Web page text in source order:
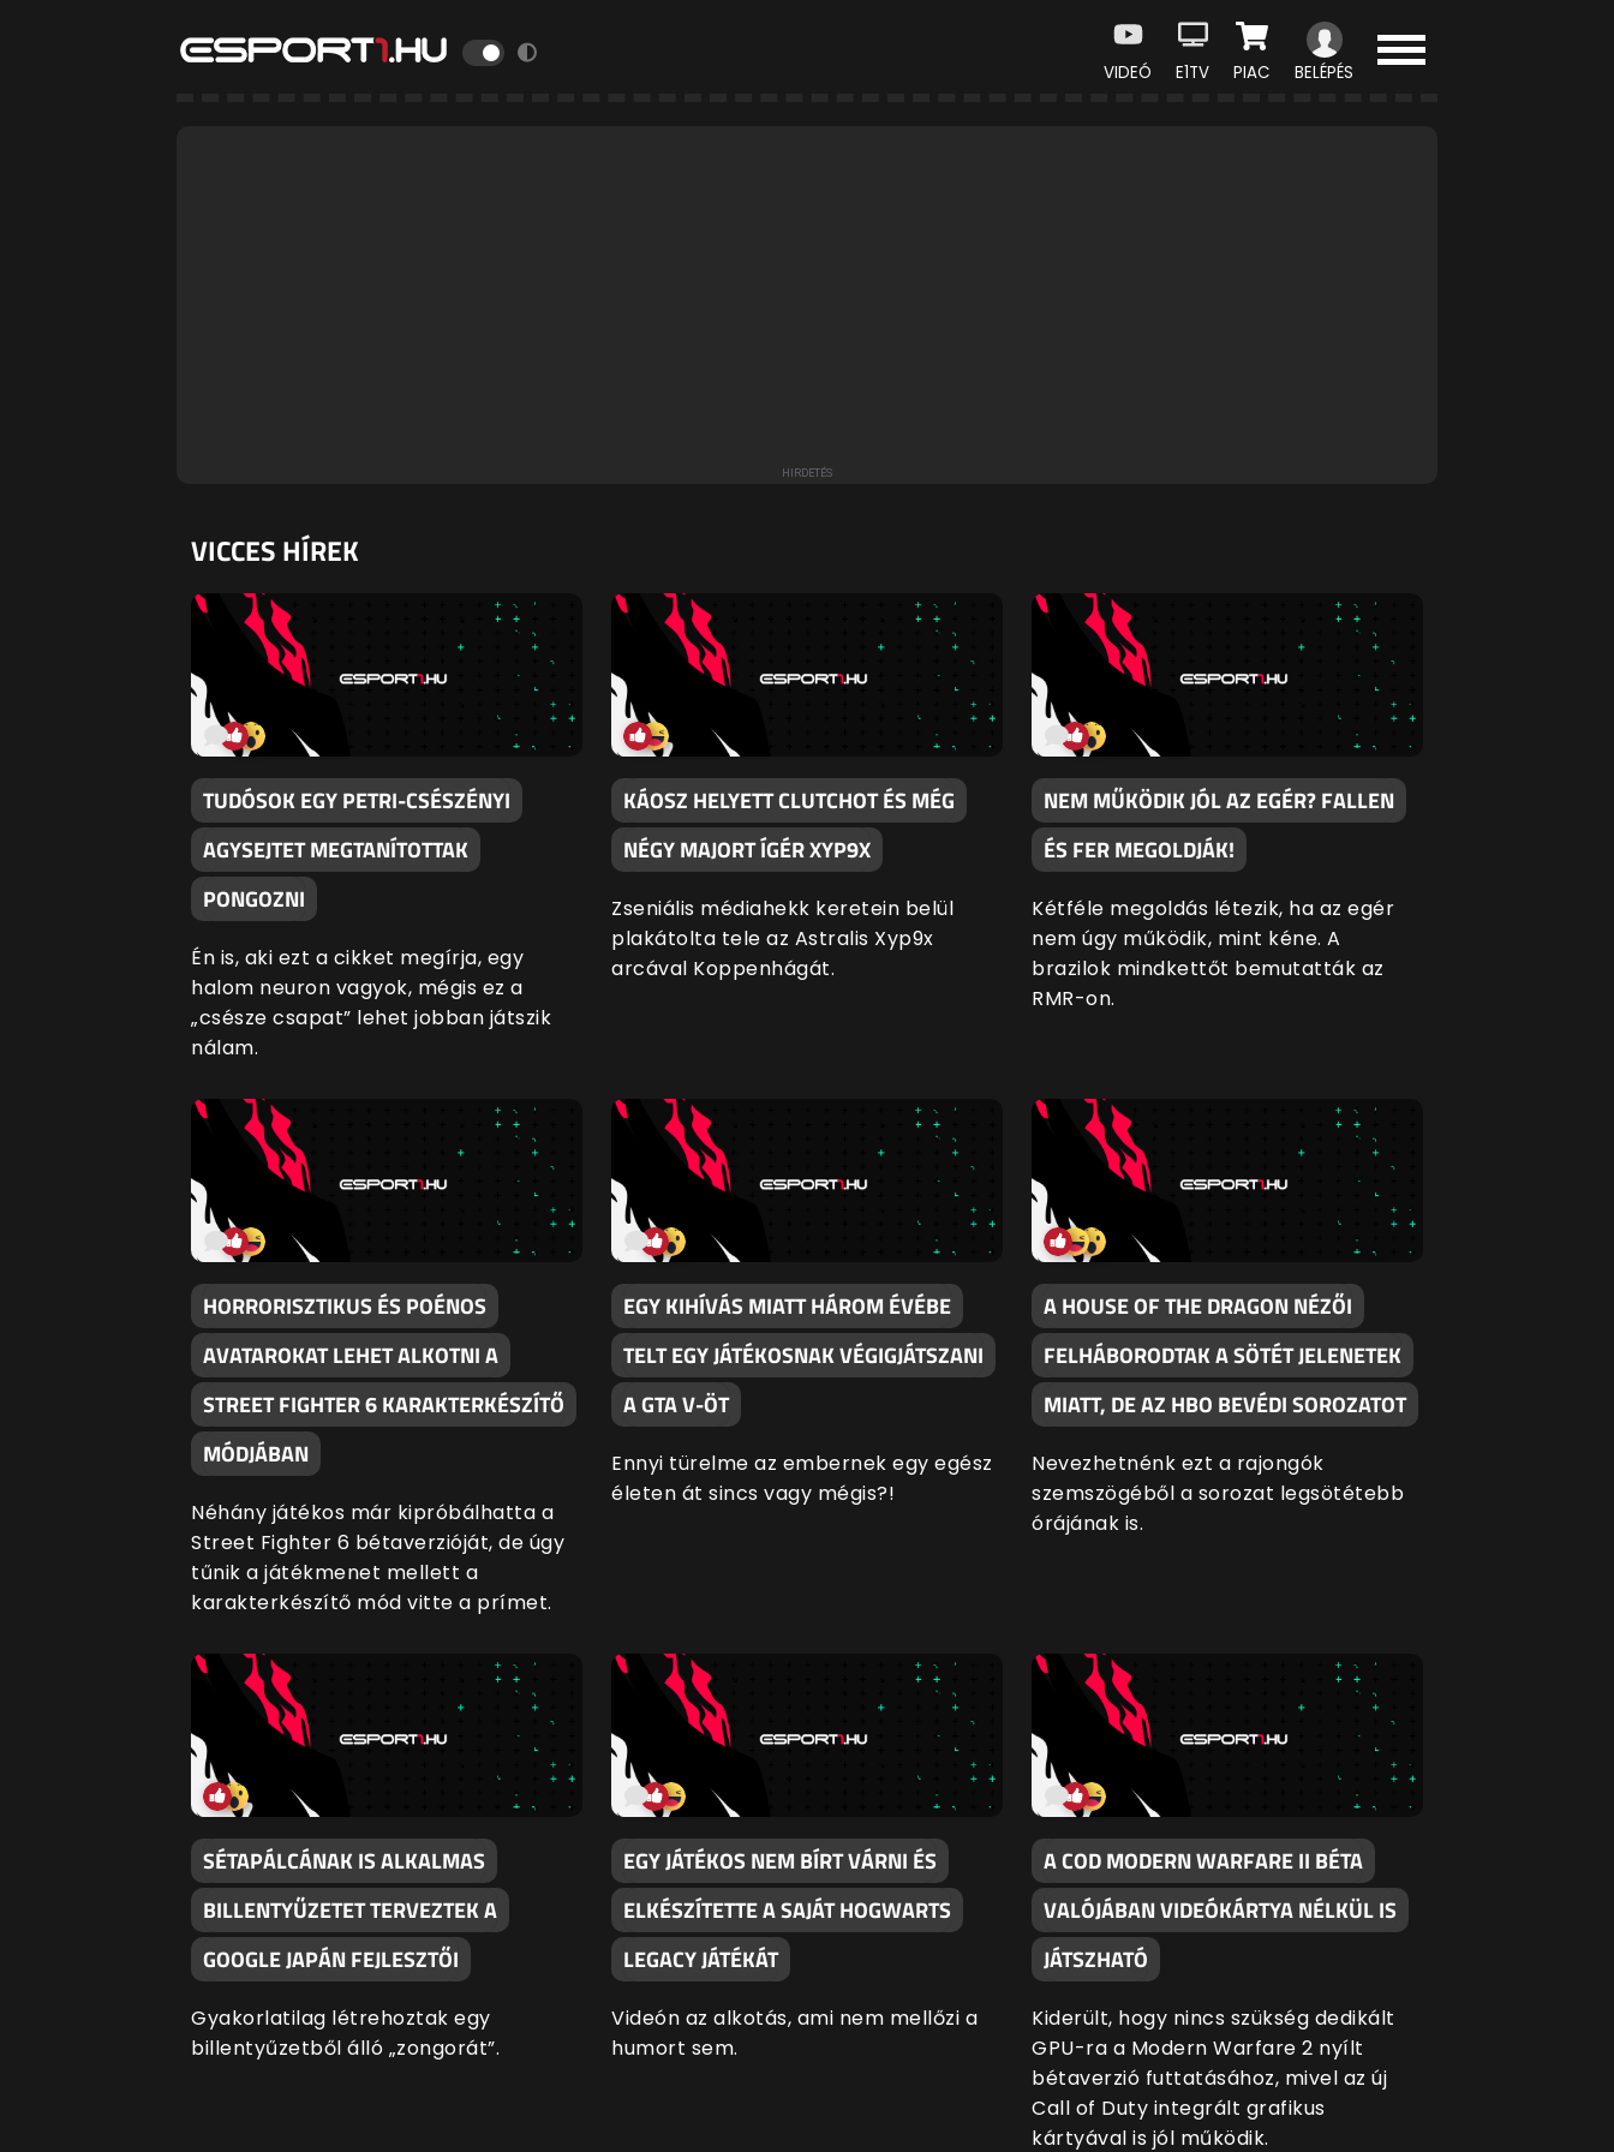
VIDEÓ E1TV PIAC BELÉPÉS
VICCES HÍREK
TUDÓSOK EGY PETRI-CSÉSZÉNYI
AGYSEJTET MEGTANÍTOTTAK
PONGOZNI
Én is, aki ezt a cikket megírja, egy
halom neuron vagyok, mégis ez a
„csésze csapat” lehet jobban játszik
nálam.
KÁOSZ HELYETT CLUTCHOT ÉS MÉG
NÉGY MAJORT ÍGÉR XYP9X
Zseniális médiahekk keretein belül
plakátolta tele az Astralis Xyp9x
arcával Koppenhágát.
NEM MŰKÖDIK JÓL AZ EGÉR? FALLEN
ÉS FER MEGOLDJÁK!
Kétféle megoldás létezik, ha az egér
nem úgy működik, mint kéne. A
brazilok mindkettőt bemutatták az
RMR-on.
HORRORISZTIKUS ÉS POÉNOS
AVATAROKAT LEHET ALKOTNI A
STREET FIGHTER 6 KARAKTERKÉSZÍTŐ
MÓDJÁBAN
Néhány játékos már kipróbálhatta a
Street Fighter 6 bétaverzióját, de úgy
tűnik a játékmenet mellett a
karakterkészítő mód vitte a prímet.
EGY KIHÍVÁS MIATT HÁROM ÉVÉBE
TELT EGY JÁTÉKOSNAK VÉGIGJÁTSZANI
A GTA V-ÖT
Ennyi türelme az embernek egy egész
életen át sincs vagy mégis?!
A HOUSE OF THE DRAGON NÉZŐI
FELHÁBORODTAK A SÖTÉT JELENETEK
MIATT, DE AZ HBO BEVÉDI SOROZATOT
Nevezhetnénk ezt a rajongók
szemszögéből a sorozat legsötétebb
órájának is.
SÉTAPÁLCÁNAK IS ALKALMAS
BILLENTYŰZETET TERVEZTEK A
GOOGLE JAPÁN FEJLESZTŐI
Gyakorlatilag létrehoztak egy
billentyűzetből álló „zongorát”.
EGY JÁTÉKOS NEM BÍRT VÁRNI ÉS
ELKÉSZÍTETTE A SAJÁT HOGWARTS
LEGACY JÁTÉKÁT
Videón az alkotás, ami nem mellőzi a
humort sem.
A COD MODERN WARFARE II BÉTA
VALÓJÁBAN VIDEÓKÁRTYA NÉLKÜL IS
JÁTSZHATÓ
Kiderült, hogy nincs szükség dedikált
GPU-ra a Modern Warfare 2 nyílt
bétaverzió futtatásához, mivel az új
Call of Duty integrált grafikus
kártyával is jól működik.